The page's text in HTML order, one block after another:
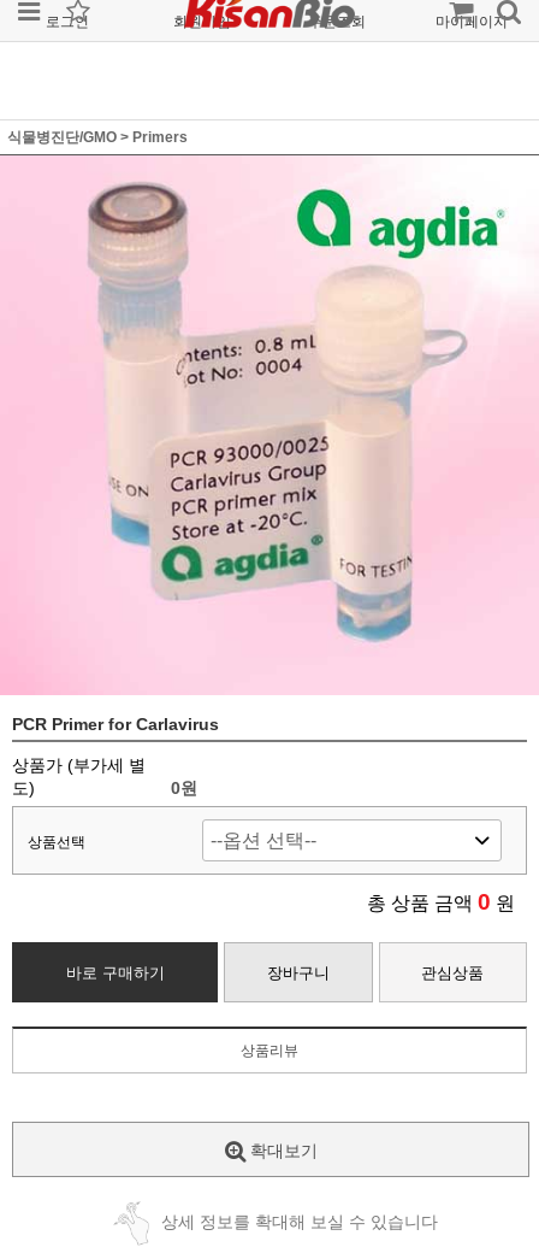
로그인 회원가입 주문조회 마이페이지
식물병진단/GMO > Primers
PCR Primer for Carlavirus
상품가 (부가세 별
도)
0원
상품선택
총 상품 금액 0 원
바로 구매하기 장바구니 관심상품
상품리뷰
확대보기
상세 정보를 확대해 보실 수 있습니다